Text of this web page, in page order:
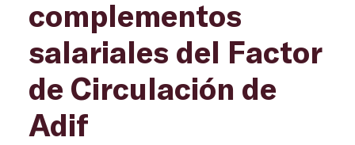
complementos
salariales del Factor
de Circulación de
Adif